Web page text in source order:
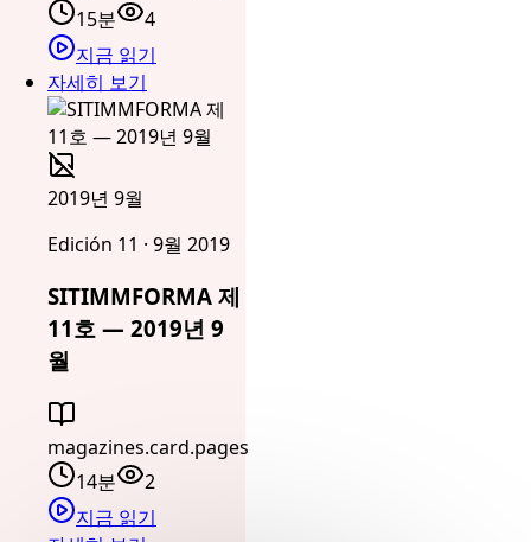
15분
4
지금 읽기
자세히 보기
2019년 9월
Edición 11 · 9월 2019
SITIMMFORMA 제
11호 — 2019년 9
월
magazines.card.pages
14분
2
지금 읽기